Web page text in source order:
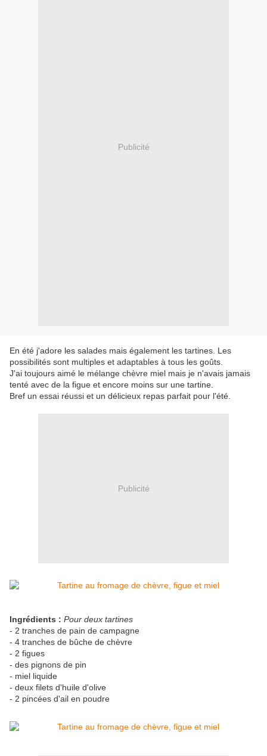
Publicité
En été j'adore les salades mais également les tartines. Les
possibilités sont multiples et adaptables à tous les goûts.
J'ai toujours aimé le mélange chèvre miel mais je n'avais jamais
tenté avec de la figue et encore moins sur une tartine.
Bref un essai réussi et un délicieux repas parfait pour l'été.
Publicité
Ingrédients : Pour deux tartines
- 2 tranches de pain de campagne
- 4 tranches de bûche de chèvre
- 2 figues
- des pignons de pin
- miel liquide
- deux filets d'huile d'olive
- 2 pincées d'ail en poudre